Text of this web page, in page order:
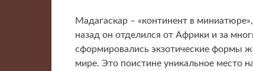
Мадагаскар – «континент в
назад он отделился от Африки и за
сформировались экзотические формы
мире. Это поистине уникальное место